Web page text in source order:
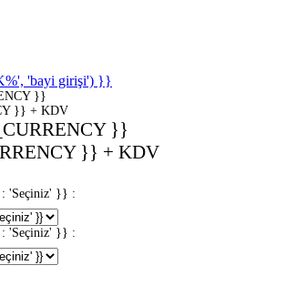
'bayi girişi') }}
}}
}} + KDV
}}
}} + KDV
: 'Seçiniz' }} :
: 'Seçiniz' }} :